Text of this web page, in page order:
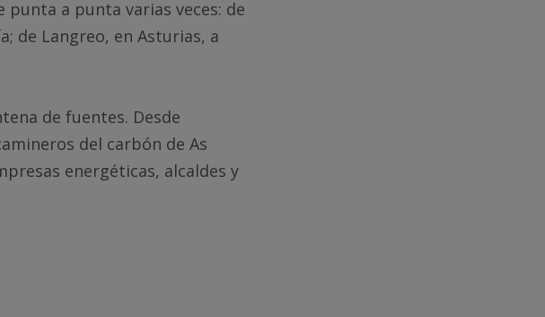
punta a punta varias veces: de
de Langreo, en Asturias, a
de fuentes. Desde
del carbón de As
energéticas, alcaldes y